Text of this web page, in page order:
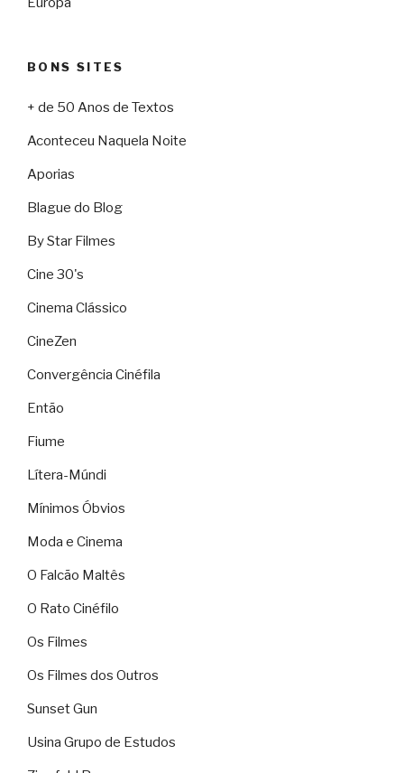
BONS SITES
+ de 50 Anos de Textos
Aconteceu Naquela Noite
Aporias
Blague do Blog
By Star Filmes
Cine 30's
Cinema Clássico
CineZen
Convergência Cinéfila
Então
Fiume
Lítera-Múndi
Mínimos Óbvios
Moda e Cinema
O Falcão Maltês
O Rato Cinéfilo
Os Filmes
Os Filmes dos Outros
Sunset Gun
Usina Grupo de Estudos